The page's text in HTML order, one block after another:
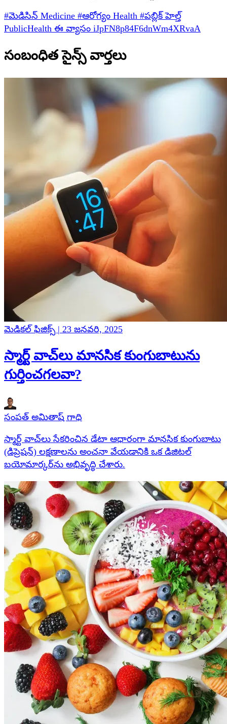
#మెడిసిన్ Medicine #ఆరోగ్యం Health #పబ్లిక్ హెల్త్
PublicHealth ఈ వ్యాసం iJpFN8p84F6dnWm4XRvaA
సంబంధిత సైన్స్ వార్తలు
మెడికల్ ఫిజిక్స్ | 23 జనవరి, 2025
స్మార్ట్ వాచ్‌లు మానసిక కుంగుబాటును
గుర్తించగలవా?
సంపత్ అమితాష్ గాధి
స్మార్ట్ వాచ్‌లు సేకరించిన డేటా ఆధారంగా మానసిక కుంగుబాటు
(డిప్రెషన్) లక్షణాలను అంచనా వేయడానికి ఒక డిజిటల్
బయోమార్కర్‌ను అభివృద్ధి చేశారు.